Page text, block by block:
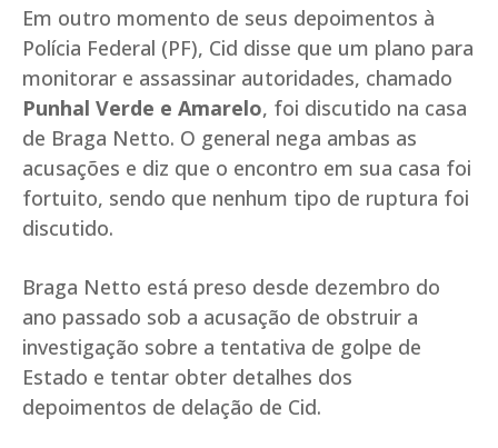
Em outro momento de seus depoimentos à
Polícia Federal (PF), Cid disse que um plano para
monitorar e assassinar autoridades, chamado
Punhal Verde e Amarelo, foi discutido na casa
de Braga Netto. O general nega ambas as
acusações e diz que o encontro em sua casa foi
fortuito, sendo que nenhum tipo de ruptura foi
discutido.
Braga Netto está preso desde dezembro do
ano passado sob a acusação de obstruir a
investigação sobre a tentativa de golpe de
Estado e tentar obter detalhes dos
depoimentos de delação de Cid.